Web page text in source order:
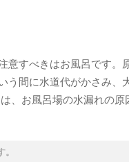
意すべきはお風呂です。
う間に水道代がかさみ、
、お風呂場の水漏れの原